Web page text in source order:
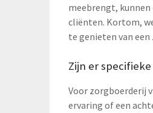
meebrengt,
cliënten. Kortom,
te genieten van
Zijn er
Voor zorgboerderij
ervaring of een